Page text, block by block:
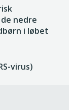
nedre
i løbet
virus)